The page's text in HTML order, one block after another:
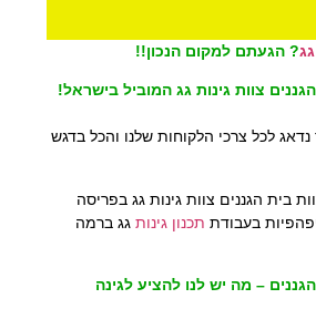
? הגעתם למקום הנכון!!
צוות גינות גג המוביל בישראל!
לכל צרכי הלקוחות שלנו והכל בדגש
בית הגננים צוות גינות גג בפריסה
בעבודת תכנון גינות גג ברמה
– מה יש לנו להציע לגינה